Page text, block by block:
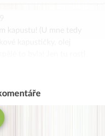
kapustu! (U mne tedy